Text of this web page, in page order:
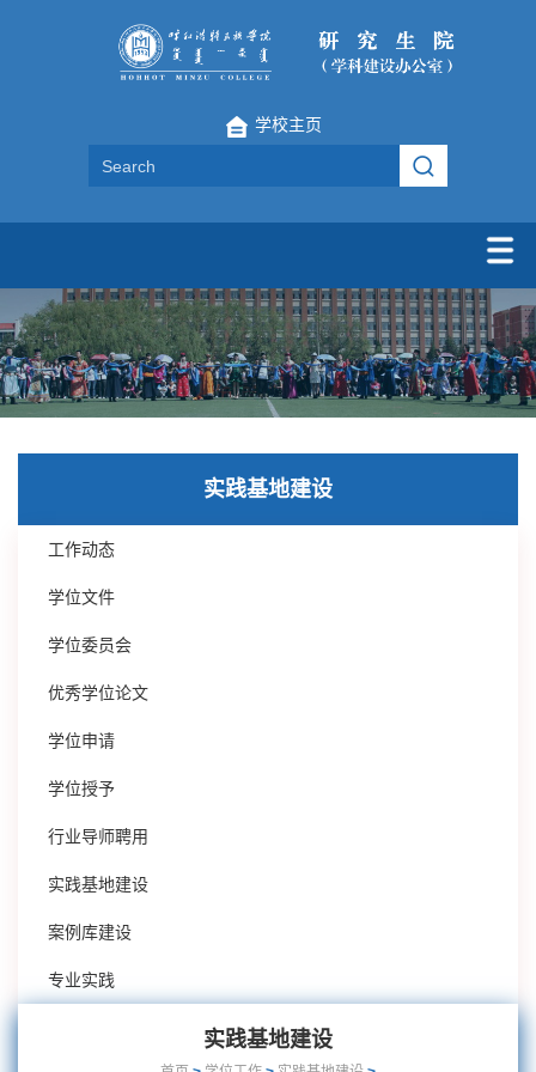
学校主页
实践基地建设
工作动态
学位文件
学位委员会
优秀学位论文
学位申请
学位授予
行业导师聘用
实践基地建设
案例库建设
专业实践
实践基地建设